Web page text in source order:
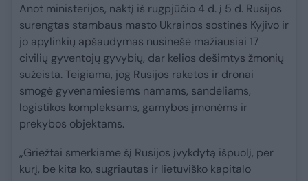
Anot ministerijos, naktį iš rugpjūčio 4 d. į 5 d. Rusijos
surengtas stambaus masto Ukrainos sostinės Kyjivo ir
jo apylinkių apšaudymas nusinešė mažiausiai 17
civilių gyventojų gyvybių, dar kelios dešimtys žmonių
sužeista. Teigiama, jog Rusijos raketos ir dronai
smogė gyvenamiesiems namams, sandėliams,
logistikos kompleksams, gamybos įmonėms ir
prekybos objektams.
„Griežtai smerkiame šį Rusijos įvykdytą išpuolį, per
kurį, be kita ko, sugriautas ir lietuviško kapitalo